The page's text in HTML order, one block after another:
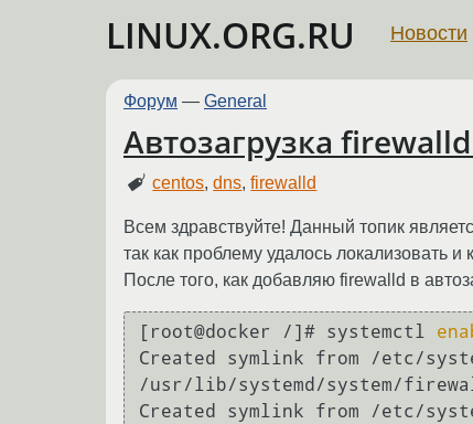
LINUX.ORG.RU Новости
Форум — General
Автозагрузка
centos,dns,firewalld
Всем здравствуйте! Данный топик
так как проблему удалось локализовать
После того, как добавляю firewalld в
[root@docker /]# systemctl
Created symlink from /etc/
/usr/lib/systemd/system/
Created symlink from /etc/